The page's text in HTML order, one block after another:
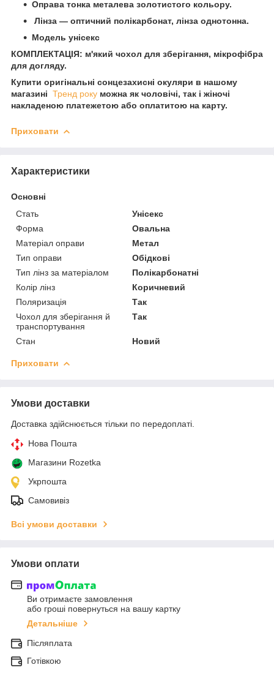
Оправа тонка металева золотистого кольору.
Лінза — оптичний полікарбонат, лінза однотонна.
Модель унісекс
КОМПЛЕКТАЦІЯ: м'який чохол для зберігання, мікрофібра
для догляду.
Купити оригінальні сонцезахисні окуляри в нашому
магазині Тренд року можна як чоловічі, так і жіночі
накладеною платежетою або оплатитою на карту.
Приховати
Характеристики
Основні
Стать
Унісекс
Форма
Овальна
Матеріал оправи
Метал
Тип оправи
Обідкові
Тип лінз за матеріалом
Полікарбонатні
Колір лінз
Коричневий
Поляризація
Так
Чохол для зберігання й
транспортування
Так
Стан Новий
Приховати
Умови доставки
Доставка здійснюється тільки по передоплаті.
Нова Пошта
Магазини Rozetka
Укрпошта
Самовивіз
Всі умови доставки
Умови оплати
Ви отримаєте замовлення
або гроші повернуться на вашу картку
Детальніше
Післяплата
Готівкою